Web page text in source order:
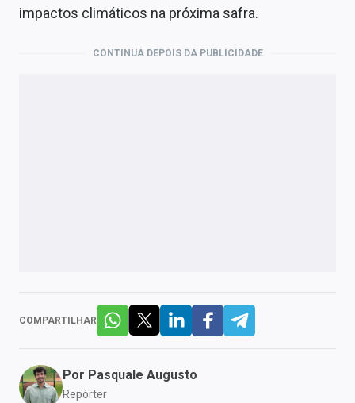
impactos climáticos na próxima safra.
CONTINUA DEPOIS DA PUBLICIDADE
COMPARTILHAR
Por Pasquale Augusto
Repórter